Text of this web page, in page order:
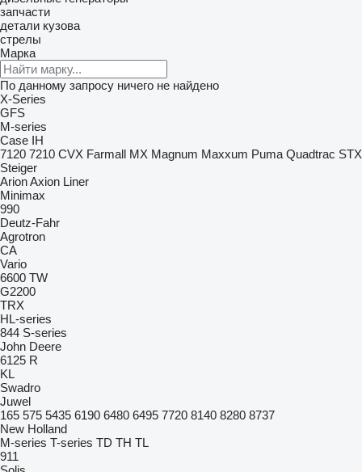
запчасти
детали кузова
стрелы
Марка
По данному запросу ничего не найдено
X-Series
GFS
M-series
Case IH
7120 7210 CVX Farmall MX Magnum Maxxum Puma Quadtrac STX
Steiger
ArionAxion Liner
Minimax
990
Deutz-Fahr
Agrotron
CA
Vario
6600 TW
G2200
TRX
HL-series
844 S-series
John Deere
6125 R
KL
Swadro
Juwel
165 575 5435 6190 6480 6495 7720 8140 8280 8737
New Holland
M-series T-series TD TH TL
911